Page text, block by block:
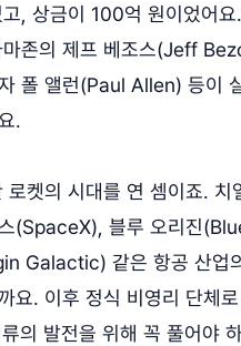
, 상금이 100억 원이었어요
마존의 제프 베조스(Jeff
폴 앨런(Paul Allen) 등이
.
로켓의 시대를 연 셈이죠. 치
(SpaceX), 블루 오리진
Galactic) 같은 항공 산업
요. 이후 정식 비영리 단체
의 발전을 위해 꼭 풀어야